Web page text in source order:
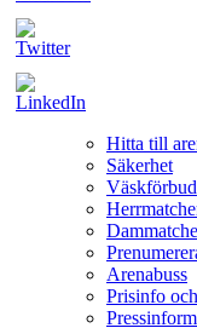
Hitta till
Säkerhet
Väskförbud
Arenabuss
Prisinfo